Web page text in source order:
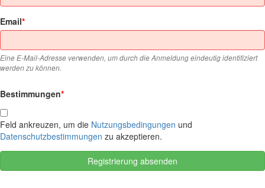
Email
Eine E-Mail-Adresse verwenden, um durch die Anmeldung eindeutig identifiziert
werden zu können.
Bestimmungen
Feld ankreuzen, um die Nutzungsbedingungen und
Datenschutzbestimmungen zu akzeptieren.
Registrierung absenden